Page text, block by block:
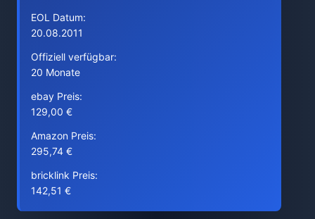
EOL Datum:
20.08.2011
Offiziell verfügbar:
20 Monate
ebay Preis:
129,00 €
Amazon Preis:
295,74 €
bricklink Preis:
142,51 €